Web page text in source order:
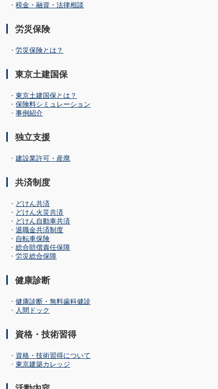
・税金・融資・法律相談
労災保険
・労災保険とは？
東京土建国保
・東京土建国保とは？
・保険料シミュレーション
・事例紹介
独立支援
・建設業許可・産廃
共済制度
・ どけん共済
・ どけん火災共済
・ どけん自動車共済
・退職金共済制度
・ 自転車保険
・総合賠償責任保障
・労災総合保障
健康診断
・健康診断・無料歯科健診
・ 人間ドック
資格・技術習得
・ 資格・技術習得について
・東京建築カレッジ